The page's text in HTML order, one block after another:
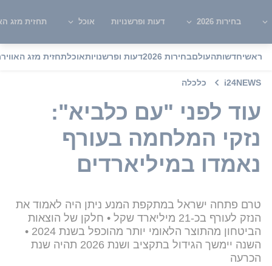
בחירות 2026 דעות ופרשנויות אוכל תחזית מזג
ראשיחדשותהעולםבחירות 2026 דעות ופרשנויותאוכלתחזית מזג האוויר
i24NEWS כלכלה
עוד לפני "עם כלביא":
נזקי המלחמה בעורף
נאמדו במיליארדים
טרם פתחה ישראל במתקפת המנע ניתן היה לאמוד את
הנזק לעורף בכ-21 מיליארד שקל • חלקן של הוצאות
הביטחון מהתוצר הלאומי יותר מהוכפל בשנת 2024 •
השנה יימשך הגידול בתקציב ושנת 2026 תהיה שנת
הכרעה